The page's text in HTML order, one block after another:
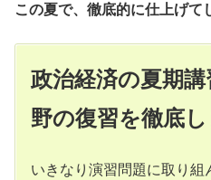
この夏で、徹底的に仕上げて
政治経済の夏期
野の復習を徹底し
いきなり演習問題に取り